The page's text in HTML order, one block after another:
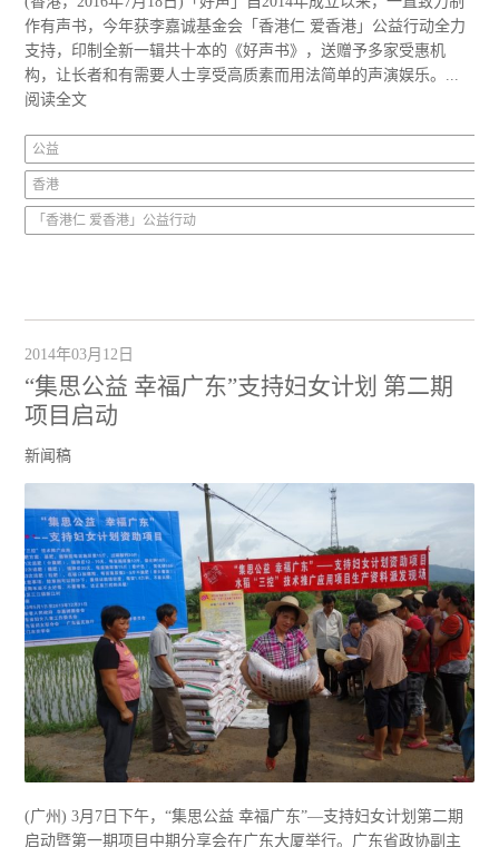
作有声书，今年获李嘉诚基金会「香港仁 爱香港」公益行动全力
支持，印制全新一辑共十本的《好声书》，送赠予多家受惠机
构，让长者和有需要人士享受高质素而用法简单的声演娱乐。...
阅读全文
公益
香港
「香港仁 爱香港」公益行动
2014年03月12日
“集思公益 幸福广东”支持妇女计划 第二期
项目启动
新闻稿
(广州) 3月7日下午，“集思公益 幸福广东”—支持妇女计划第二期
启动暨第一期项目中期分享会在广东大厦举行。广东省政协副主